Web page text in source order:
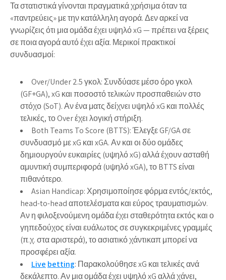
Τα στατιστικά γίνονται πραγματικά χρήσιμα όταν τα
«παντρεύεις» με την κατάλληλη αγορά. Δεν αρκεί να
γνωρίζεις ότι μια ομάδα έχει υψηλό xG — πρέπει να ξέρεις
σε ποια αγορά αυτό έχει αξία. Μερικοί πρακτικοί
συνδυασμοί:
Over/Under 2.5 γκολ:Συνδύασε μέσο όρο γκολ
(GF+GA), xG και ποσοστό τελικών προσπαθειών στο
στόχο (SoT). Αν ένα ματς δείχνει υψηλό xG και πολλές
τελικές, το Over έχει λογική στήριξη.
Both Teams To Score (BTTS):Έλεγξε GF/GA σε
συνδυασμό με xG και xGA. Αν και οι δύο ομάδες
δημιουργούν ευκαιρίες (υψηλό xG) αλλά έχουν ασταθή
αμυντική συμπεριφορά (υψηλό xGA), το BTTS είναι
πιθανότερο.
Asian Handicap:Χρησιμοποίησε φόρμα εντός/εκτός,
head-to-head αποτελέσματα και εύρος τραυματισμών.
Αν η φιλοξενούμενη ομάδα έχει σταθερότητα εκτός και ο
γηπεδούχος είναι ευάλωτος σε συγκεκριμένες γραμμές
(π.χ. στα αριστερά), το ασιατικό χάντικαπ μπορεί να
προσφέρει αξία.
Live betting: Παρακολούθησε xG και τελικές ανά
δεκάλεπτο. Αν μια ομάδα έχει υψηλό xG αλλά χάνει,